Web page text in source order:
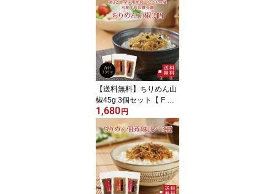
【送料無料】ちりめん山
椒45g 3個セット【 F 】
不二の昆布 ちりめん佃
煮 山椒ちりめん 惣菜 お
にぎり ふりかけ お弁当
作り お試し 家飲み おつ
まみ 酒の肴 朝ごはん ご
飯のお供 プチギフト お
米 メール便 送料無料 新
生活 お花見 ピクニック
1,680円